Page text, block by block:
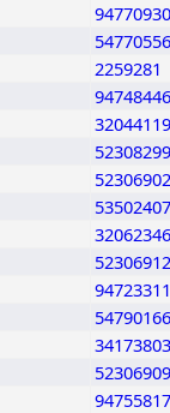
94770930
54770556
2259281
94748446
32044119
32062346
94723311
54790166
34173803
94755817